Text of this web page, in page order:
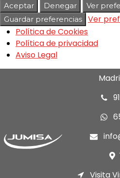
Aceptar Denegar
Ver
Guardar preferencias
Ver
Política de Cookies
Política de privacidad
Aviso Legal
Visita